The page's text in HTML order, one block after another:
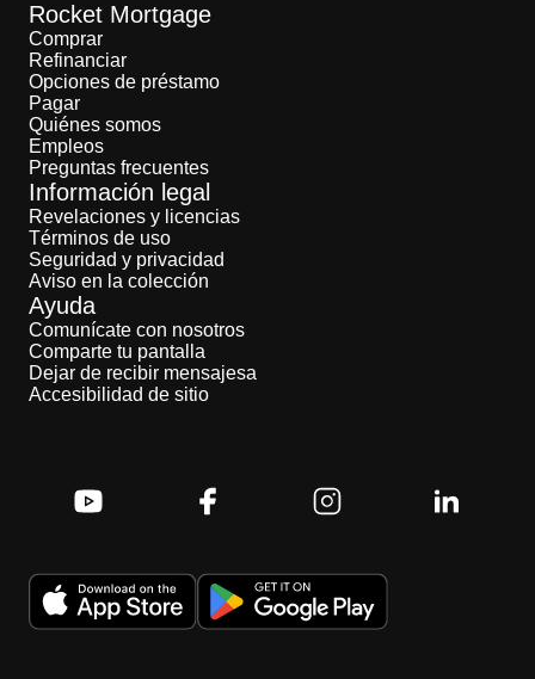
Rocket Mortgage
Comprar
Refinanciar
Opciones de préstamo
Pagar
Quiénes somos
Empleos
Preguntas frecuentes
Información legal
Revelaciones y licencias
Términos de uso
Seguridad y privacidad
Aviso en la colección
Ayuda
Comunícate con nosotros
Comparte tu pantalla
Dejar de recibir mensajesa
Accesibilidad de sitio